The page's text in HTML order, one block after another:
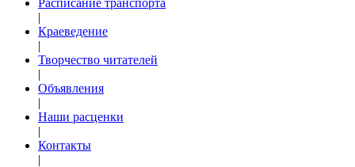
Расписание транспорта
|
Краеведение
|
Творчество читателей
|
Объявления
|
Наши расценки
|
Контакты
|